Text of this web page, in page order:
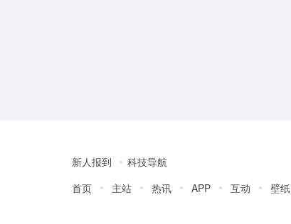
新人报到
科技导航
首页
主站 热讯 APP 互动 壁纸